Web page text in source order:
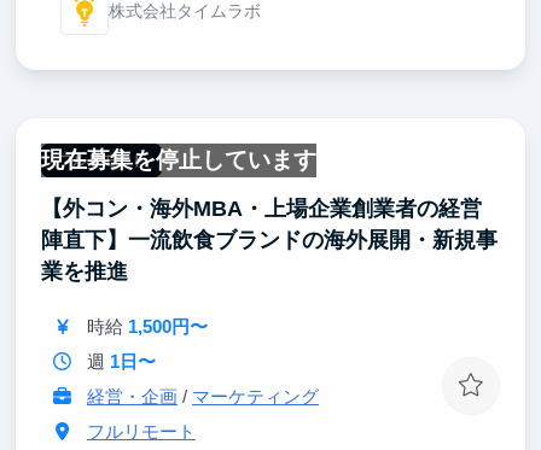
株式会社タイムラボ
現在募集を停止しています
フルリモート
【外コン・海外MBA・上場企業創業者の経営
陣直下】一流飲食ブランドの海外展開・新規事
業を推進
時給 1,500円〜
週 1日〜
経営・企画/ マーケティング
フルリモート